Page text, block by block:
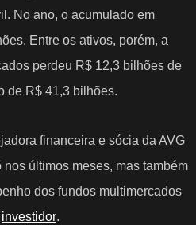
No ano, o acumulado em
Entre os ativos, porém, a
perdeu R$ 12,3 bilhões de
de R$ 41,3 bilhões.
financeira e sócia da AVG
últimos meses, mas também
dos fundos multimercados
investidor.